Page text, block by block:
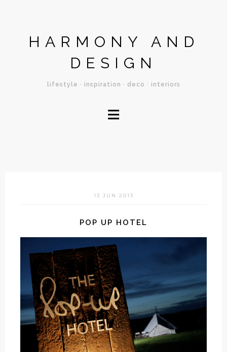
HARMONY AND
DESIGN
lifestyle · inspiration · deco · interiors
≡
13 JUN 2013
POP UP HOTEL